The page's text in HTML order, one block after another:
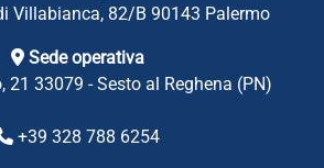
Villabianca, 82/B 90143 Palermo
Sede operativa
21 33079 - Sesto al Reghena (PN)
+39 328 788 6254